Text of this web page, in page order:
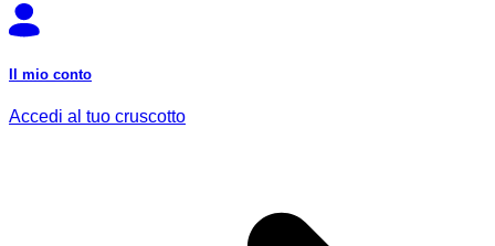
Il mio conto
Accedi al tuo cruscotto